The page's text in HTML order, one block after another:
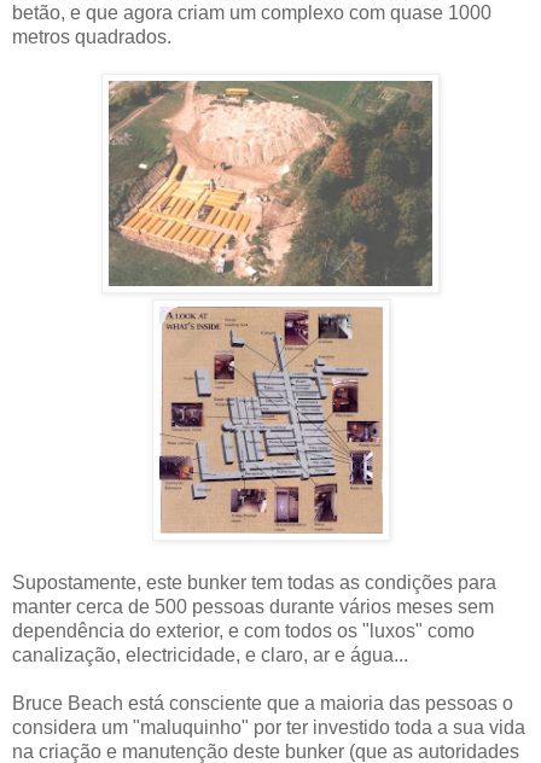
betão, e que agora criam um complexo com quase 1000
metros quadrados.
Supostamente, este bunker tem todas as condições para
manter cerca de 500 pessoas durante vários meses sem
dependência do exterior, e com todos os "luxos" como
canalização, electricidade, e claro, ar e água...
Bruce Beach está consciente que a maioria das pessoas o
considera um "maluquinho" por ter investido toda a sua vida
na criação e manutenção deste bunker (que as autoridades